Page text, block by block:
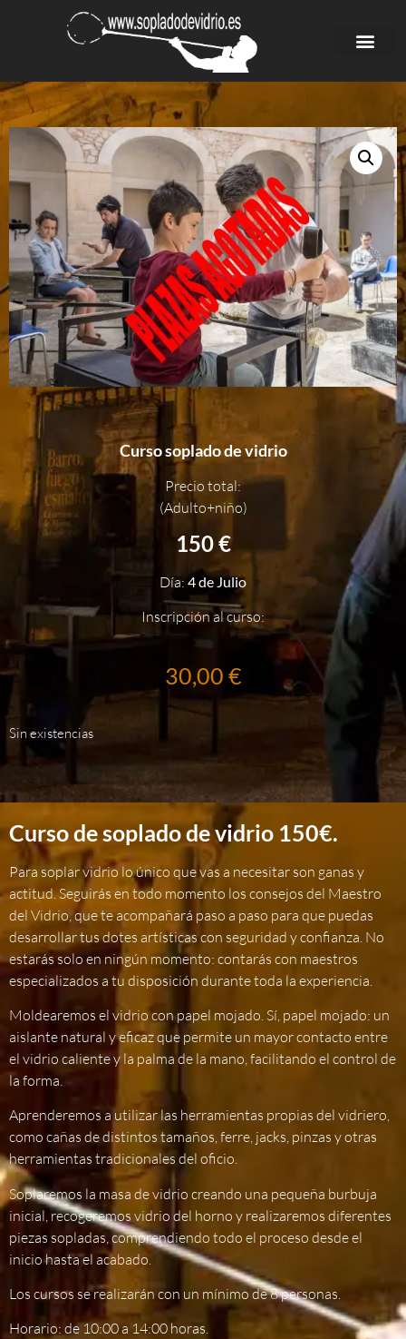
Curso soplado de vidrio
Precio total:
(Adulto+niño)
150 €
Día: 4 de Julio
Inscripción al curso:
30,00 €
Sin existencias
Curso de soplado de vidrio 150€.
Para soplar vidrio lo único que vas a necesitar son ganas y
actitud. Seguirás en todo momento los consejos del Maestro
del Vidrio, que te acompañará paso a paso para que puedas
desarrollar tus dotes artísticas con seguridad y confianza. No
estarás solo en ningún momento: contarás con maestros
especializados a tu disposición durante toda la experiencia.
Moldearemos el vidrio con papel mojado. Sí, papel mojado: un
aislante natural y eficaz que permite un mayor contacto entre
el vidrio caliente y la palma de la mano, facilitando el control de
la forma.
Aprenderemos a utilizar las herramientas propias del vidriero,
como cañas de distintos tamaños, ferre, jacks, pinzas y otras
herramientas tradicionales del oficio.
Soplaremos la masa de vidrio creando una pequeña burbuja
inicial, recogeremos vidrio del horno y realizaremos diferentes
piezas sopladas, comprendiendo todo el proceso desde el
inicio hasta el acabado.
Los cursos se realizarán con un mínimo de 8 personas.
Horario: de 10:00 a 14:00 horas.